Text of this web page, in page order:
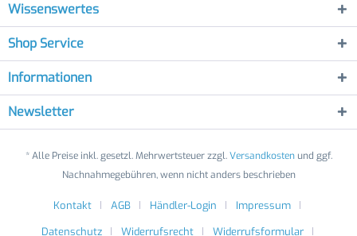
Wissenswertes
Shop Service
Informationen
Newsletter
* Alle Preise inkl. gesetzl. Mehrwertsteuer zzgl.Versandkostenund ggf.
Nachnahmegebühren, wenn nicht anders beschrieben
Kontakt AGB Händler-Login
Impressum
Datenschutz
Widerrufsrecht Widerrufsformular